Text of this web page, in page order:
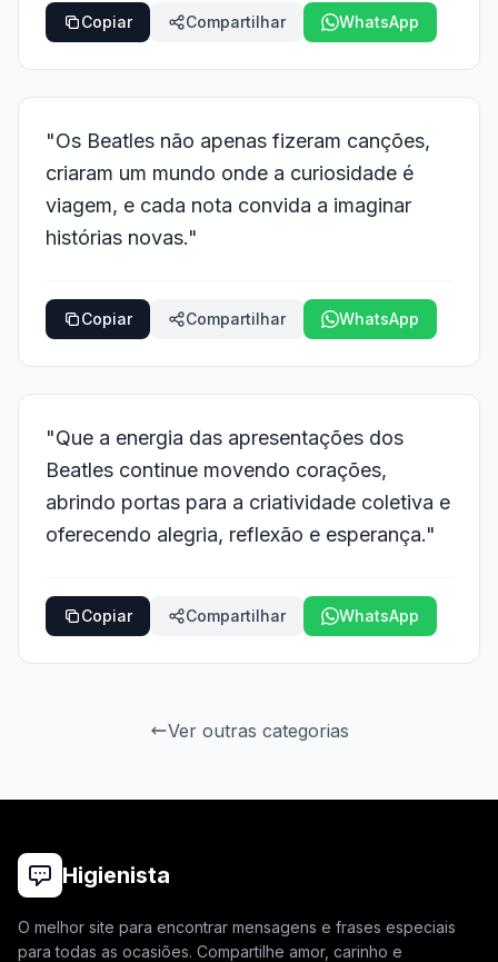
Copiar Compartilhar WhatsApp
"Os Beatles não apenas fizeram canções,
criaram um mundo onde a curiosidade é
viagem, e cada nota convida a imaginar
histórias novas."
Copiar Compartilhar WhatsApp
"Que a energia das apresentações dos
Beatles continue movendo corações,
abrindo portas para a criatividade coletiva e
oferecendo alegria, reflexão e esperança."
Copiar Compartilhar WhatsApp
Ver outras categorias
Higienista
O melhor site para encontrar mensagens e frases especiais
para todas as ocasiões. Compartilhe amor, carinho e